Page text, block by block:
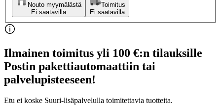
Nouto myymälästä
Ei saatavilla
Toimitus
Ei saatavilla
Ilmainen toimitus yli 100 €:n tilauksille
Postin pakettiautomaattiin tai
palvelupisteeseen!
Etu ei koske Suuri‑lisäpalvelulla toimitettavia tuotteita.